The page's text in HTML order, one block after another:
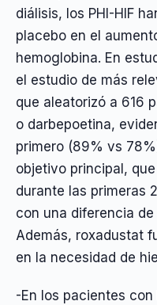
diálisis, los PHI-HIF
placebo en el
hemoglobina. En
el estudio de más
que aleatorizó a 616
o darbepoetina,
primero (89% vs
objetivo principal,
durante las primeras
con una diferencia de
Además, roxadustat
en la necesidad de
-En los pacientes con